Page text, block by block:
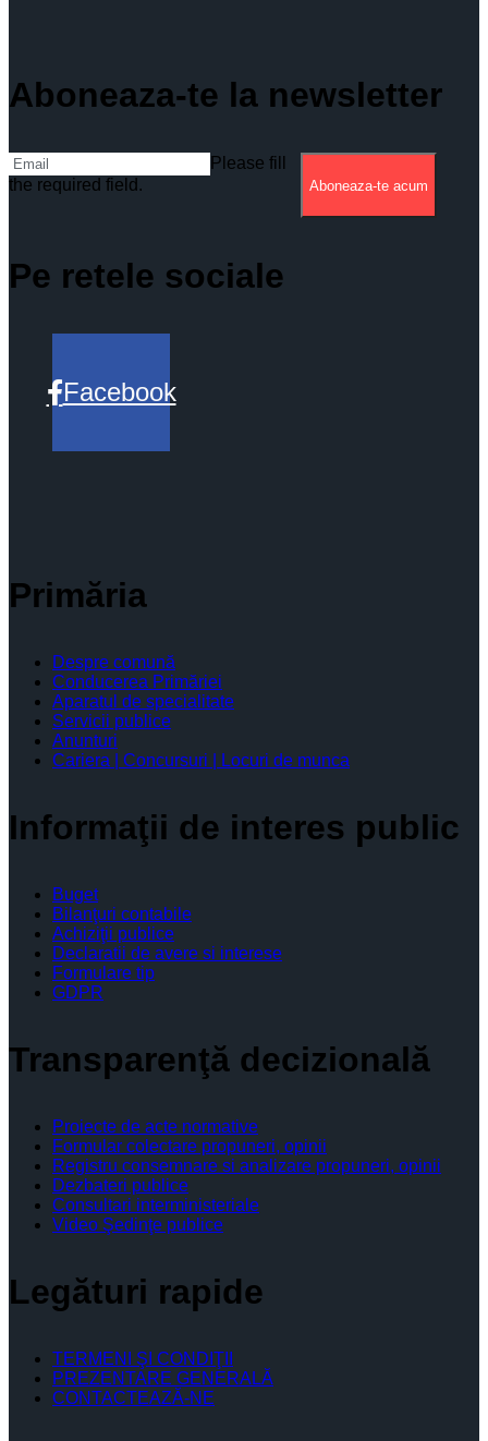
Aboneaza-te la newsletter
Please fill
the required field.
Aboneaza-te acum
Pe retele sociale
Facebook
Primăria
Despre comună
Conducerea Primăriei
Aparatul de specialitate
Servicii publice
Anunturi
Cariera | Concursuri | Locuri de munca
Informaţii de interes public
Buget
Bilanţuri contabile
Achiziţii publice
Declaratii de avere si interese
Formulare tip
GDPR
Transparenţă decizională
Proiecte de acte normative
Formular colectare propuneri, opinii
Registru consemnare si analizare propuneri, opinii
Dezbateri publice
Consultari interministeriale
Video Şedinţe publice
Legături rapide
TERMENI ŞI CONDIŢII
PREZENTARE GENERALĂ
CONTACTEAZĂ-NE